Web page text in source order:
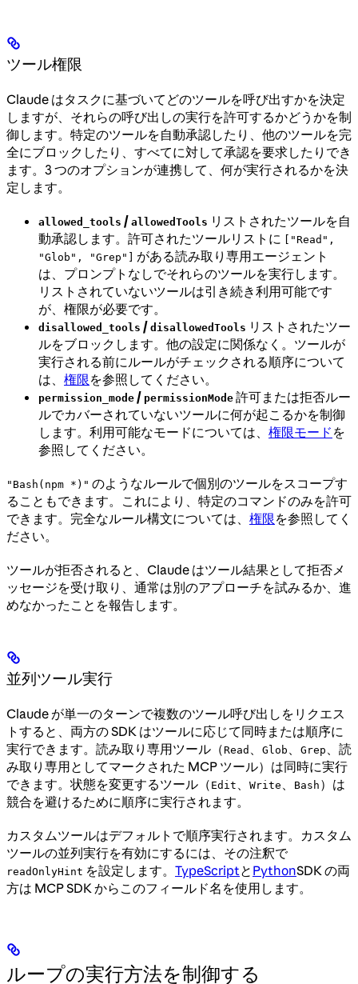
ツール権限
Claude はタスクに基づいてどのツールを呼び出すかを決定
しますが、それらの呼び出しの実行を許可するかどうかを制
御します。特定のツールを自動承認したり、他のツールを完
全にブロックしたり、すべてに対して承認を要求したりでき
ます。3 つのオプションが連携して、何が実行されるかを決
定します。
allowed_tools / allowedTools リストされたツールを自
動承認します。許可されたツールリストに ["Read",
"Glob", "Grep"] がある読み取り専用エージェント
は、プロンプトなしでそれらのツールを実行します。
リストされていないツールは引き続き利用可能です
が、権限が必要です。
disallowed_tools / disallowedTools リストされたツー
ルをブロックします。他の設定に関係なく。ツールが
実行される前にルールがチェックされる順序について
は、 権限を参照してください。
permission_mode / permissionMode 許可または拒否ルー
ルでカバーされていないツールに何が起こるかを制御
します。利用可能なモードについては、 権限モード を
参照してください。
"Bash(npm *)" のようなルールで個別のツールをスコープす
ることもできます。これにより、特定のコマンドのみを許可
できます。完全なルール構文については、 権限を参照してく
ださい。
ツールが拒否されると、Claude はツール結果として拒否メ
ッセージを受け取り、通常は別のアプローチを試みるか、進
めなかったことを報告します。
並列ツール実行
Claude が単一のターンで複数のツール呼び出しをリクエス
トすると、両方の SDK はツールに応じて同時または順序に
実行できます。読み取り専用ツール（Read Glob Grep
、読
み取り専用としてマークされた MCP ツール）は同時に実行
できます。状態を変更するツール（ Edit Write Bash ）は
競合を避けるために順序に実行されます。
カスタムツールはデフォルトで順序実行されます。カスタム
ツールの並列実行を有効にするには、その注釈で
readOnlyHint を設定します。 TypeScriptと PythonSDK の両
方は MCP SDK からこのフィールド名を使用します。
ループの実行方法を制御する